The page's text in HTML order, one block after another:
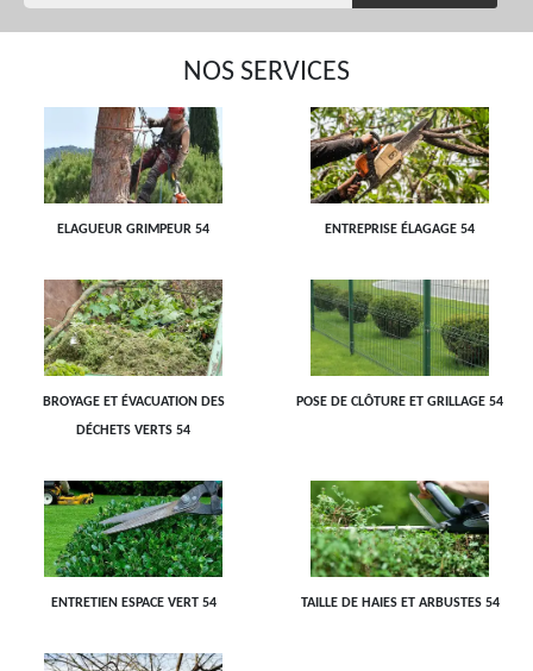
NOS SERVICES
ELAGUEUR GRIMPEUR 54 ENTREPRISE ÉLAGAGE 54
BROYAGE ET ÉVACUATION DES
DÉCHETS VERTS 54
POSE DE CLÔTURE ET GRILLAGE 54
ENTRETIEN ESPACE VERT 54 TAILLE DE HAIES ET ARBUSTES 54